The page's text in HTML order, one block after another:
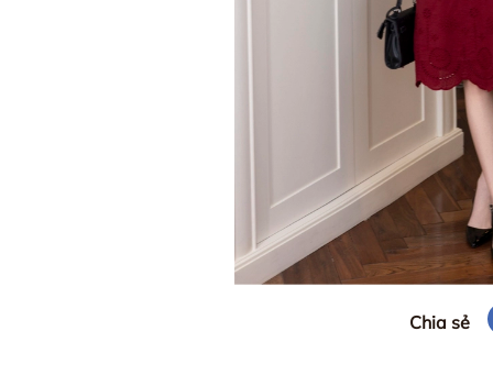
Chia sẻ